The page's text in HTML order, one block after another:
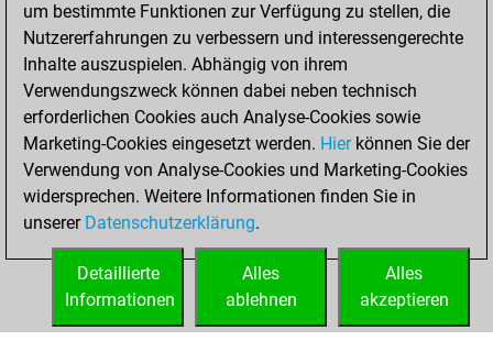
You achieved a
new Elo of 1609
You created
your Studies account
Studies
Mittwoch,
Dezember 9, 2020
You created
your Fritz account
um bestimmte Funktionen zur Verfügung zu stellen, die
Nutzererfahrungen zu verbessern und interessengerechte
Inhalte auszuspielen. Abhängig von ihrem
Verwendungszweck können dabei neben technisch
erforderlichen Cookies auch Analyse-Cookies sowie
Marketing-Cookies eingesetzt werden. Hierkönnen Sie der
Verwendung von Analyse-Cookies und Marketing-Cookies
widersprechen. Weitere Informationen finden Sie in
unserer Datenschutzerklärung.
Alles
akzeptieren
Alles
ablehnen
Detaillierte
Informationen